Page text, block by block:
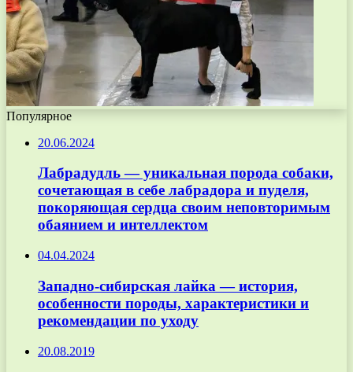
Популярное
20.06.2024
Лабрадудль — уникальная порода собаки,
сочетающая в себе лабрадора и пуделя,
покоряющая сердца своим неповторимым
обаянием и интеллектом
04.04.2024
Западно-сибирская лайка — история,
особенности породы, характеристики и
рекомендации по уходу
20.08.2019